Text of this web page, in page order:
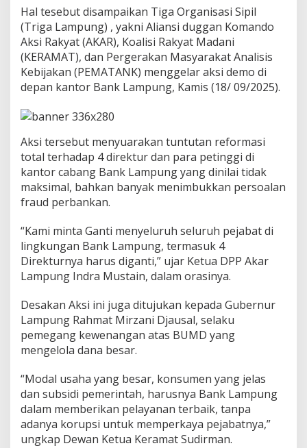
p
u
n
g
D
i
e
M
u
n
d
u
Hal tesebut disampaikan Tiga Organisasi Sipil
(Triga Lampung) , yakni Aliansi duggan Komando
Aksi Rakyat (AKAR), Koalisi Rakyat Madani
(KERAMAT), dan Pergerakan Masyarakat Analisis
Kebijakan (PEMATANK) menggelar aksi demo di
depan kantor Bank Lampung, Kamis (18/ 09/2025).
Aksi tersebut menyuarakan tuntutan reformasi
total terhadap 4 direktur dan para petinggi di
kantor cabang Bank Lampung yang dinilai tidak
maksimal, bahkan banyak menimbukkan persoalan
fraud perbankan.
“Kami minta Ganti menyeluruh seluruh pejabat di
lingkungan Bank Lampung, termasuk 4
Direkturnya harus diganti,” ujar Ketua DPP Akar
Lampung Indra Mustain, dalam orasinya.
Desakan Aksi ini juga ditujukan kepada Gubernur
Lampung Rahmat Mirzani Djausal, selaku
pemegang kewenangan atas BUMD yang
mengelola dana besar.
“Modal usaha yang besar, konsumen yang jelas
dan subsidi pemerintah, harusnya Bank Lampung
dalam memberikan pelayanan terbaik, tanpa
adanya korupsi untuk memperkaya pejabatnya,”
ungkap Dewan Ketua Keramat Sudirman.